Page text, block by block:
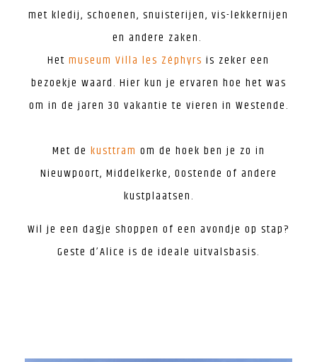
met kledij, schoenen, snuisterijen, vis-lekkernijen
en andere zaken.
Het museum Villa les Zéphyrs is zeker een
bezoekje waard. Hier kun je ervaren hoe het was
om in de jaren 30 vakantie te vieren in Westende.
Met de kusttram om de hoek ben je zo in
Nieuwpoort, Middelkerke, Oostende of andere
kustplaatsen.
Wil je een dagje shoppen of een avondje op stap?
Geste d’Alice is de ideale uitvalsbasis.